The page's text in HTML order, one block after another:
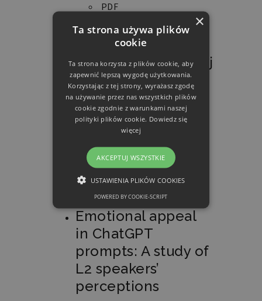
PDF
Nauczanie retoryki
w szkole
ponadpodstawowej
– zaspokajanie
potrzeb i
przekraczanie
oczekiwań
Iwona Małgorzata Pałucka-
Czerniak
137-154
PDF
Emotional appeal
in ChatGPT
prompts: A study of
L2 speakers’
perceptions
×
Ta strona używa plików
cookie
Ta strona korzysta z plików cookie, aby
zapewnić lepszą wygodę użytkowania.
Korzystając z tej strony, wyrażasz zgodę
na używanie przez nas wszystkich plików
cookie zgodnie z warunkami naszej
polityki plików cookie. Dowiedz się
więcej
AKCEPTUJ WSZYSTKIE
USTAWIENIA PLIKÓW COOKIES
FUNKCJONALNE
Niezbędne
POWERED BY COOKIE-SCRIPT